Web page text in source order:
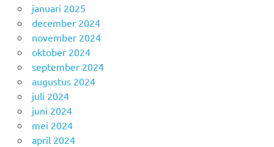
januari 2025
december 2024
november 2024
oktober 2024
september 2024
augustus 2024
juli 2024
juni 2024
mei 2024
april 2024